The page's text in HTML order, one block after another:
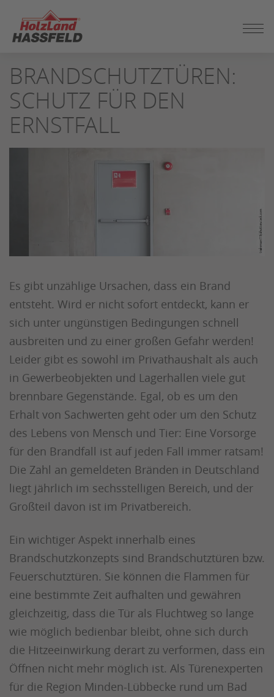
SEITENINHALT
SPRINGEN
BRANDSCHUTZTÜREN:
SCHUTZ FÜR DEN
ERNSTFALL
Es gibt unzählige Ursachen, dass ein Brand
entsteht. Wird er nicht sofort entdeckt, kann er
sich unter ungünstigen Bedingungen schnell
ausbreiten und zu einer großen Gefahr werden!
Leider gibt es sowohl im Privathaushalt als auch
in Gewerbeobjekten und Lagerhallen viele gut
brennbare Gegenstände. Egal, ob es um den
Erhalt von Sachwerten geht oder um den Schutz
des Lebens von Mensch und Tier: Eine Vorsorge
für den Brandfall ist auf jeden Fall immer ratsam!
Die Zahl an gemeldeten Bränden in Deutschland
liegt jährlich im sechsstelligen Bereich, und der
Großteil davon ist im Privatbereich.
Ein wichtiger Aspekt innerhalb eines
Brandschutzkonzepts sind Brandschutztüren bzw.
Feuerschutztüren. Sie können die Flammen für
eine bestimmte Zeit aufhalten und gewähren
gleichzeitig, dass die Tür als Fluchtweg so lange
wie möglich bedienbar bleibt, ohne sich durch
die Hitzeeinwirkung derart zu verformen, dass ein
Öffnen nicht mehr möglich ist. Als Türenexperten
für die Region Minden-Lübbecke rund um Bad